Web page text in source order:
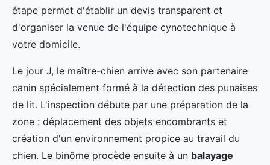
étape permet d'établir un devis transparent et
d'organiser la venue de l'équipe cynotechnique à
votre domicile.
Le jour J, le maître-chien arrive avec son partenaire
canin spécialement formé à la détection des punaises
de lit. L'inspection débute par une préparation de la
zone : déplacement des objets encombrants et
création d'un environnement propice au travail du
chien. Le binôme procède ensuite à un balayage